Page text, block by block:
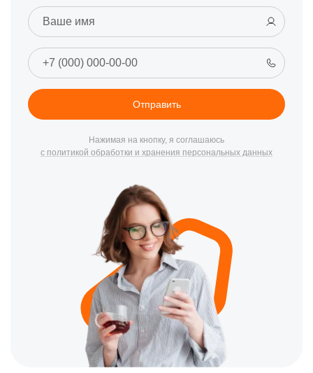
Чтобы предотвратить эти проблемы, рекомендуется регулярно
проводить профилактическое обслуживание, использовать
состоянием драйверов и программного обеспечения.
Заказ услуг по ремонту в Томске
Если ваш принтер вдруг вышел из строя, не беспокойтесь.
приходите в наш сервисный центр по адресу улица Степана
Разина, 19. Мы проведем быструю диагностику и выполним
Почему выбирают наш сервисный
Обратившись в наш сервисный центр в Томске, вы получите:
Гарантию качества
Профессиональный подход
Быстрое решение проблем
Конкурентные цены
Наши мастера имеют многолетний опыт работы и постоянно
повышают свою квалификацию, чтобы быть на высоте в любой
Отправить
Нажимая на кнопку, я соглашаюсь
с политикой обработки и хранения персональных данных